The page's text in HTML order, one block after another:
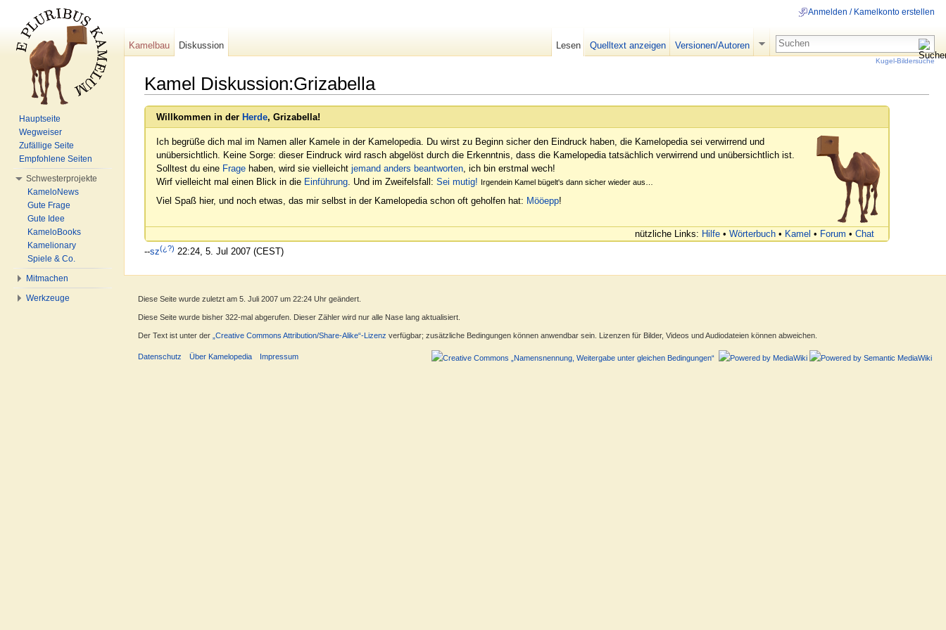
Kamel Diskussion:Grizabella
Willkommen in der Herde, Grizabella!
Ich begrüße dich mal im Namen aller Kamele in der Kamelopedia. Du wirst zu Beginn sicher den Eindruck haben, die Kamelopedia sei verwirrend und
unübersichtlich. Keine Sorge: dieser Eindruck wird rasch abgelöst durch die Erkenntnis, dass die Kamelopedia tatsächlich verwirrend und unübersichtlich ist.
Solltest du eine Frage haben, wird sie vielleicht jemand anders beantworten, ich bin erstmal wech!
Wirf vielleicht mal einen Blick in die Einführung. Und im Zweifelsfall: Sei mutig! Irgendein Kamel bügelt's dann sicher wieder aus…
Viel Spaß hier, und noch etwas, das mir selbst in der Kamelopedia schon oft geholfen hat: Mööepp!
nützliche Links: Hilfe • Wörterbuch • Kamel • Forum • Chat
--sz(¿?) 22:24, 5. Jul 2007 (CEST)
Anmelden / Kamelkonto erstellen
Kamelbau Diskussion Lesen Quelltext anzeigen Versionen/Autoren
Kugel-Bildersuche
Hauptseite
Wegweiser
Zufällige Seite
Empfohlene Seiten
Schwesterprojekte
KameloNews
Gute Frage
Gute Idee
KameloBooks
Kamelionary
Spiele & Co.
Mitmachen
Werkzeuge
Diese Seite wurde zuletzt am 5. Juli 2007 um 22:24 Uhr geändert.
Diese Seite wurde bisher 322-mal abgerufen. Dieser Zähler wird nur alle Nase lang aktualisiert.
Der Text ist unter der „Creative Commons Attribution/Share-Alike“-Lizenz verfügbar; zusätzliche Bedingungen können anwendbar sein. Lizenzen für Bilder, Videos und Audiodateien können abweichen.
Datenschutz Über Kamelopedia Impressum